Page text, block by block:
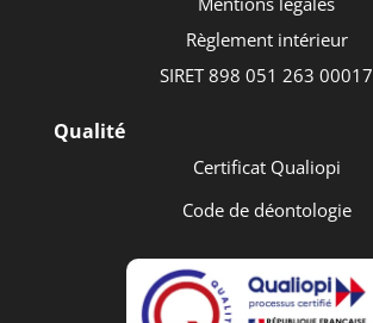
Règlement intérieur
SIRET 898 051 263 00017
Qualité
Certificat Qualiopi
Code de déontologie